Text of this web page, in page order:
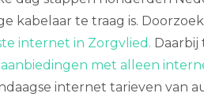
kabelaar te traag is.
internet in Zorgvlied. Daarbij
aanbiedingen met alleen
internet tarieven van